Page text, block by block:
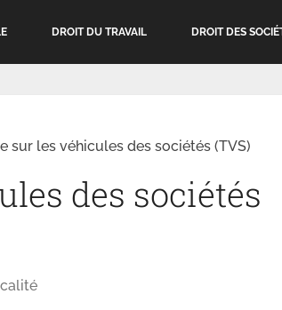
DROIT DU TRAVAIL DROIT DES
sur les véhicules des sociétés (TVS)
des sociétés